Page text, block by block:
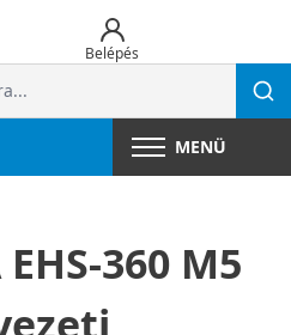
Belépés
MENÜ
360 M5